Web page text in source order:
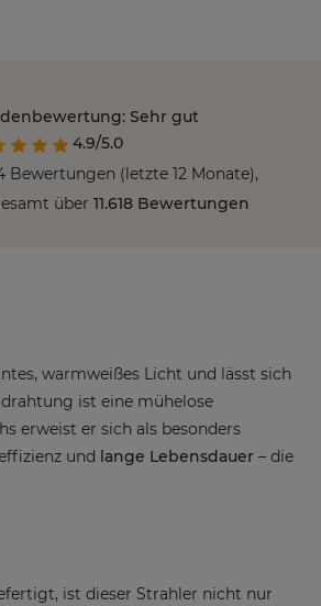
Sehr gut
4.9/5.0
Bewertungen (letzte 12 Monate),
über 11.618 Bewertungen
warmweißes Licht und lässt sich
ist eine mühelose
erweist er sich als besonders
und lange Lebensdauer – die
ist dieser Strahler nicht nur